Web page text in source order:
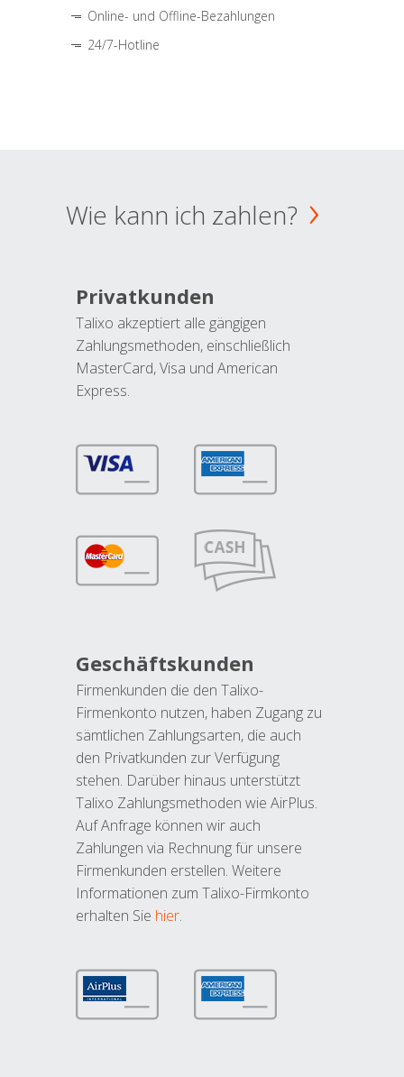
Online- und Offline-Bezahlungen
24/7-Hotline
Wie kann ich zahlen?
Privatkunden
Talixo akzeptiert alle gängigen
Zahlungsmethoden, einschließlich
MasterCard, Visa und American
Express.
Geschäftskunden
Firmenkunden die den Talixo-
Firmenkonto nutzen, haben Zugang zu
sämtlichen Zahlungsarten, die auch
den Privatkunden zur Verfügung
stehen. Darüber hinaus unterstützt
Talixo Zahlungsmethoden wie AirPlus.
Auf Anfrage können wir auch
Zahlungen via Rechnung für unsere
Firmenkunden erstellen. Weitere
Informationen zum Talixo-Firmkonto
erhalten Sie hier.